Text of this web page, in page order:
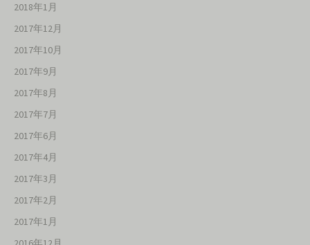
2018年1月
2017年12月
2017年10月
2017年9月
2017年8月
2017年7月
2017年6月
2017年4月
2017年3月
2017年2月
2017年1月